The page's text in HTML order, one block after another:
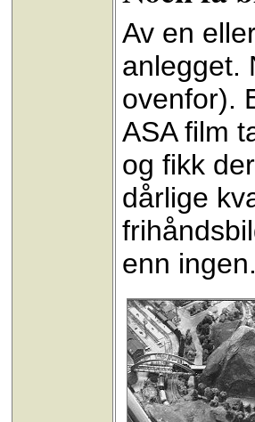
Av en
anlegget.
ovenfor).
ASA film
og fikk
dårlige
enn ingen.